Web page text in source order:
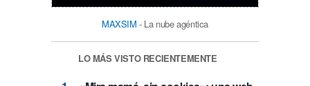
MAXSIM - La nube agéntica
LO MÁS VISTO RECIENTEMENTE